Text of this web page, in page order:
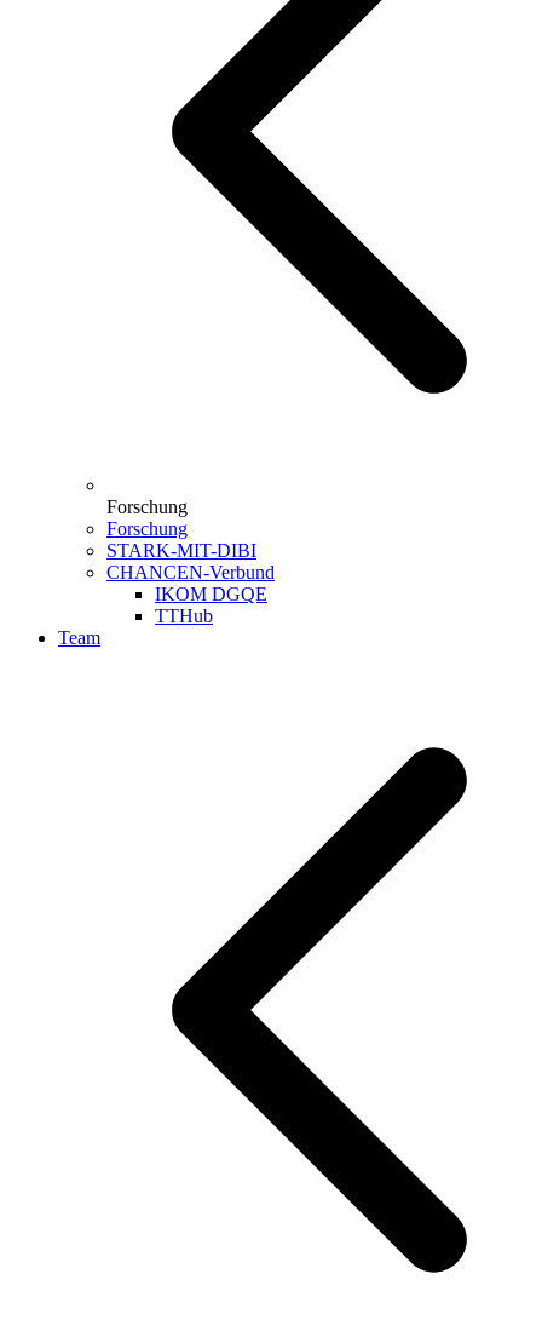
Forschung
Forschung
STARK-MIT-DIBI
CHANCEN-Verbund
IKOM DGQE
TTHub
Team